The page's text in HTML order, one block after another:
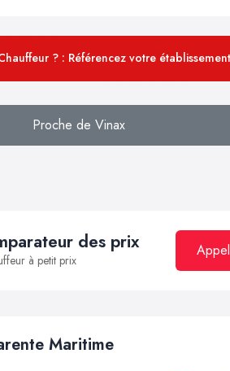
? : Référencez votre établissement
Proche de Vinax
des prix
à petit prix
Maritime